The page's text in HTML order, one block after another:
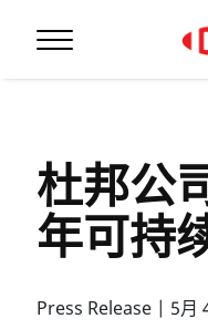
杜邦公
年可持
Press Release | 5月